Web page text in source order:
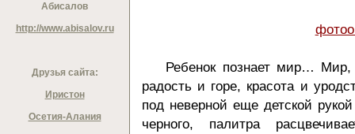
Абисалов
http://www.abisalov.ru
Друзья сайта:
Иристон
Осетия-Алания
Ребенок познает мир…
радость и горе, красота и
под неверной еще детской
черного, палитра